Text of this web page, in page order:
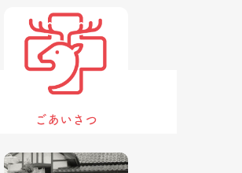
ごあいさつ